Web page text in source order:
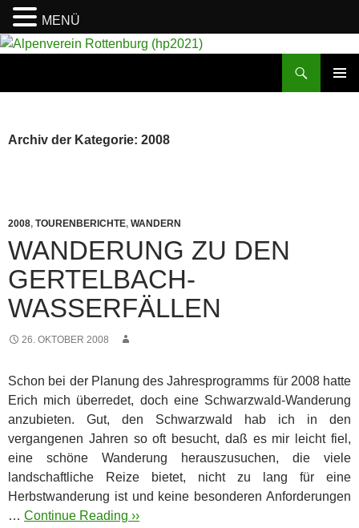
Archiv der Kategorie: 2008
2008, TOURENBERICHTE, WANDERN
WANDERUNG ZU DEN
GERTELBACH-
WASSERFÄLLEN
26. OKTOBER 2008
Schon bei der Planung des Jahresprogramms für 2008 hatte
Erich mich überredet, doch eine Schwarzwald-Wanderung
anzubieten. Gut, den Schwarzwald hab ich in den
vergangenen Jahren so oft besucht, daß es mir leicht fiel,
eine schöne Wanderung herauszusuchen, die viele
landschaftliche Reize bietet, nicht zu lang für eine
Herbstwanderung ist und keine besonderen Anforderungen
… Continue Reading ››
MENÜ